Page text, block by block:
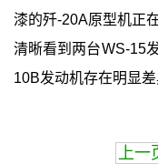
漆的歼-20A原型机正
清晰看到两台WS-15
10B发动机存在明显差
上一